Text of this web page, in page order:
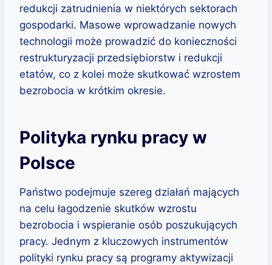
redukcji zatrudnienia w niektórych sektorach
gospodarki. Masowe wprowadzanie nowych
technologii może prowadzić do konieczności
restrukturyzacji przedsiębiorstw i redukcji
etatów, co z kolei może skutkować wzrostem
bezrobocia w krótkim okresie.
Polityka rynku pracy w
Polsce
Państwo podejmuje szereg działań mających
na celu łagodzenie skutków wzrostu
bezrobocia i wspieranie osób poszukujących
pracy. Jednym z kluczowych instrumentów
polityki rynku pracy są programy aktywizacji